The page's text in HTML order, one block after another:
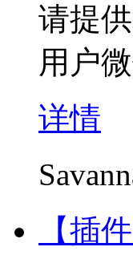
请提
用户
详情
【插